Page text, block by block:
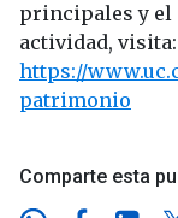
principales y el
actividad, visita:
https://
patrimonio
Comparte esta